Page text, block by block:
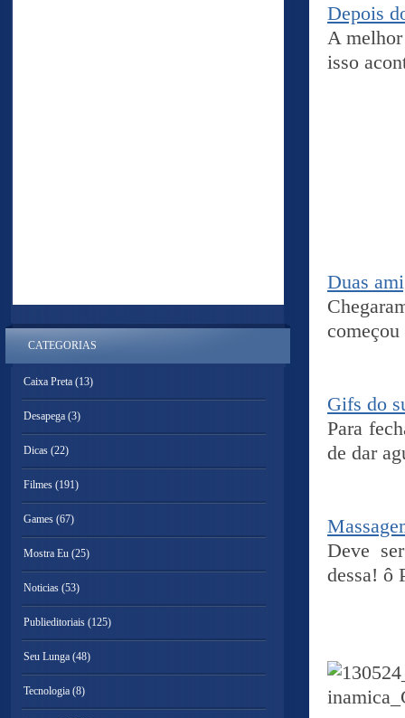
Depois
A
isso
Duas
Gifs do
Para
de dar
Deve
dessa! ô
CATEGORIAS
Caixa Preta (13)
Desapega (3)
Dicas (22)
Filmes (191)
Games (67)
Mostra Eu (25)
Noticias (53)
Publieditoriais (125)
Seu Lunga (48)
Tecnologia (8)